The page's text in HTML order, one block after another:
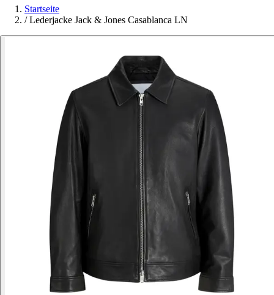
Startseite
/ Lederjacke Jack & Jones Casablanca LN